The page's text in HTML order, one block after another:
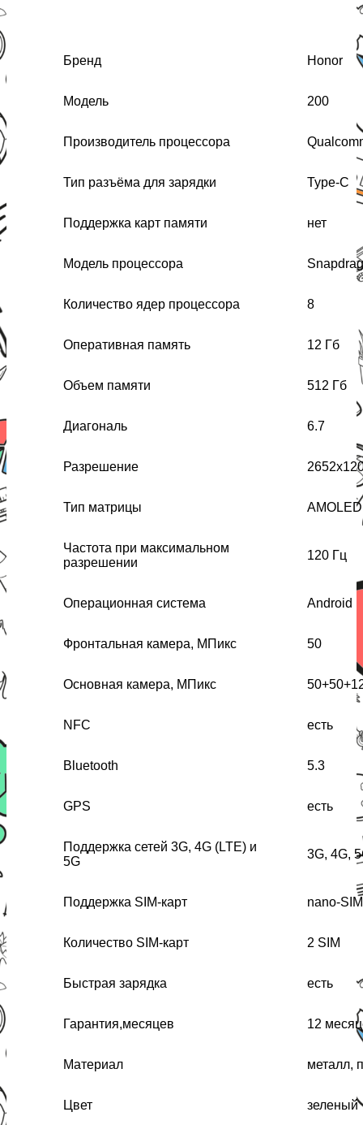
Бренд Honor
Модель 200
Производитель процессора
Тип разъёма для зарядки Type-C
Поддержка карт памяти нет
Модель процессора
Количество ядер процессора 8
Оперативная память 12 Гб
Объем памяти 512 Гб
Диагональ 6.7
Разрешение
Тип матрицы AMOLED
Частота при максимальном
разрешении
120 Гц
Операционная система Android
Фронтальная камера, МПикс 50
Основная камера, МПикс
NFC есть
Bluetooth 5.3
GPS есть
Поддержка сетей 3G, 4G (LTE) и
5G
3G, 4G,
Поддержка SIM-карт nano-SIM
Количество SIM-карт 2 SIM
Быстрая зарядка есть
Гарантия,месяцев 12
Материал металл,
Цвет зеленый